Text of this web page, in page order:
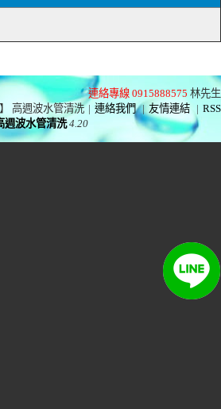
連絡專線 0915888575 林先生
高週波水管清洗 | 連絡我們 | 友情連結 | RSS
週波水管清洗 4.20